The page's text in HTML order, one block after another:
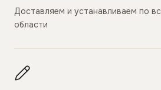
Доставляем и устанавливаем по
области